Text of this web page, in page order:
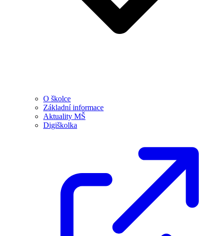
O školce
Základní informace
Aktuality MŠ
Digiškolka